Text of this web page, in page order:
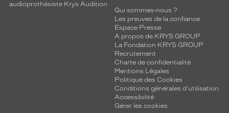
audioprothésiste Krys Audition
Qui sommes-nous ?
Les preuves de la confiance
Espace Presse
A propos de KRYS GROUP
La Fondation KRYS GROUP
Recrutement
Charte de confidentialité
Mentions Légales
Politique des Cookies
Conditions générales d'utilisation
Accessibilité
Gérer les cookies